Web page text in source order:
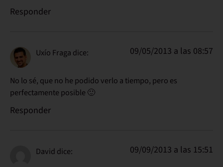
Responder
Uxío Fraga dice: 09/05/2013 a las 08:57
No lo sé, que no he podido verlo a tiempo, pero es
perfectamente posible 🙂
Responder
David dice: 09/09/2013 a las 15:51